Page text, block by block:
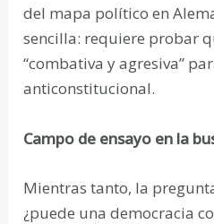
del mapa político en
sencilla: requiere probar
“combativa y agresiva”
anticonstitucional.
Campo de ensayo en la
Mientras tanto, la
¿puede una democracia